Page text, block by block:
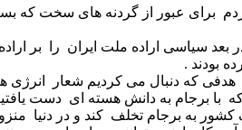
عبور از گردنه های سخت که
سیاسی اراده ملت ایران را بر
بودند .
هدفی که دنبال می کردیم شعار
با برجام به دانش هسته ای دست
به برجام تخلف کند و در دنیا